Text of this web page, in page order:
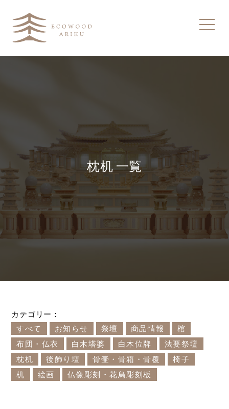
枕机 一覧
カテゴリー：
すべて お知らせ 祭壇 商品情報
棺
布団・仏衣
白木塔婆 白木位牌
法要祭壇
枕机
後飾り壇 骨壷・骨箱・骨覆
椅子
机
絵画 仏像彫刻・花鳥彫刻板